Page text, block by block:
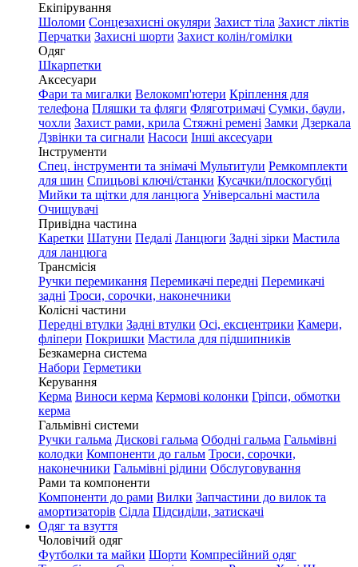
Екіпірування
Шоломи Сонцезахисні окуляри Захист тіла Захист ліктів
Перчатки Захисні шорти Захист колін/гомілки
Одяг
Шкарпетки
Аксесуари
Фари та мигалки Велокомп'ютери Кріплення для
телефона Пляшки та фляги Фляготримачі Сумки, баули,
чохли Захист рами, крила Стяжні ремені Замки Дзеркала
Дзвінки та сигнали Насоси Інші аксесуари
Інструменти
Спец. інструменти та знімачі Мультитули Ремкомплекти
для шин Спицьові ключі/станки Кусачки/плоскогубці
Мийки та щітки для ланцюга Універсальні мастила
Очищувачі
Привідна частина
Каретки Шатуни Педалі Ланцюги Задні зірки Мастила
для ланцюга
Трансмісія
Ручки перемикання Перемикачі передні Перемикачі
задні Троси, сорочки, наконечники
Колісні частини
Передні втулки Задні втулки Осі, ексцентрики Камери,
фліпери Покришки Мастила для підшипників
Безкамерна система
Набори Герметики
Керування
Керма Виноси керма Кермові колонки Гріпси, обмотки
керма
Гальмівні системи
Ручки гальма Дискові гальма Ободні гальма Гальмівні
колодки Компоненти до гальм Троси, сорочки,
наконечники Гальмівні рідини Обслуговування
Рами та компоненти
Компоненти до рами Вилки Запчастини до вилок та
амортизаторів Сідла Підсиділи, затискачі
Одяг та взуття
Чоловічий одяг
Футболки та майки Шорти Компресійний одяг